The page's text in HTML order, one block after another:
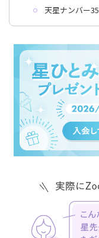
天星ナンバー35